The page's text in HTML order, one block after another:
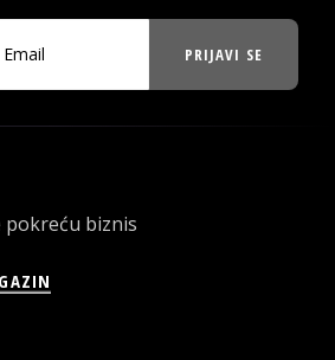
PRIJAVI SE
biznis